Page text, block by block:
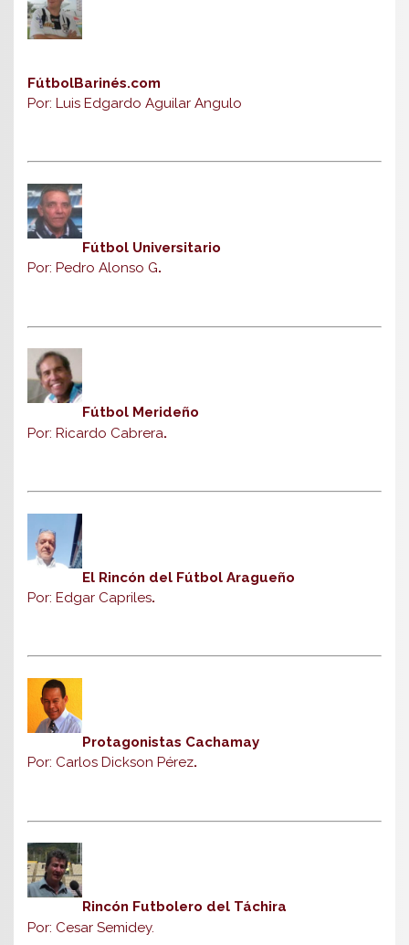
FútbolBarinés.com
Por: Luis Edgardo Aguilar Angulo
Fútbol Universitario
Por: Pedro Alonso G.
Fútbol Merideño
Por: Ricardo Cabrera.
El Rincón del Fútbol Aragueño
Por: Edgar Capriles.
Protagonistas Cachamay
Por: Carlos Dickson Pérez.
Rincón Futbolero del Táchira
Por: Cesar Semidey.